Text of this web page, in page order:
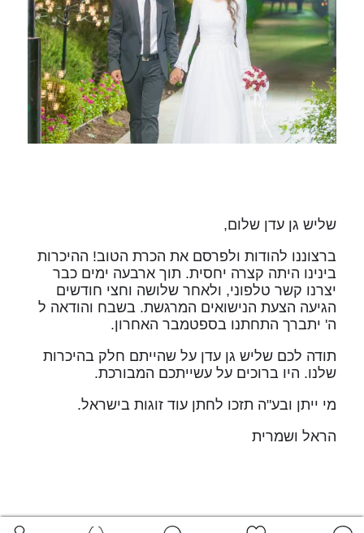
שליש גן עדן שלום,
ברצוננו להודות ולפרסם את הכרת הטוב! ההיכרות
בינינו היתה קצרה יחסית. תוך ארבעה ימים כבר
יצרנו קשר טלפוני, ולאחר שלושה וחצי חודשים
הגיעה הצעת הנישואים המרגשת. בשבח והודאה ל
ה' יתברך התחתנו בספטמבר האחרון.
תודה לכם שליש גן עדן על שהייתם חלק בהיכרות
שלנו. היו ברוכים על עשייתכם המבורכת.
מי ייתן ובע"ה תזכו לחתן עוד זוגות בישראל.
הראל ושמרית